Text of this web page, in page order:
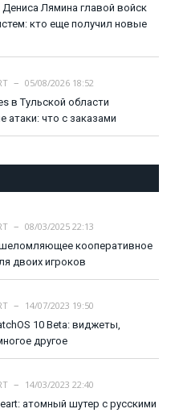
Дениса Лямина главой войск
кто еще получил новые
05/08/2026 18:52
в Тульской области
атаки: что с заказами
08/03/2025 22:13
кооперативное
двоих игроков
14/07/2023 19:50
10 Beta: виджеты,
другое
14/03/2023 22:40
атомный шутер с русскими